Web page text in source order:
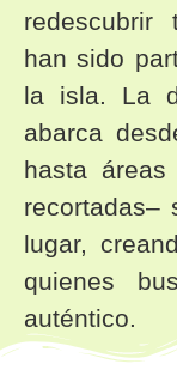
redescubrir
han sido
la isla. La
abarca
hasta
lugar,
quienes
auténtico.